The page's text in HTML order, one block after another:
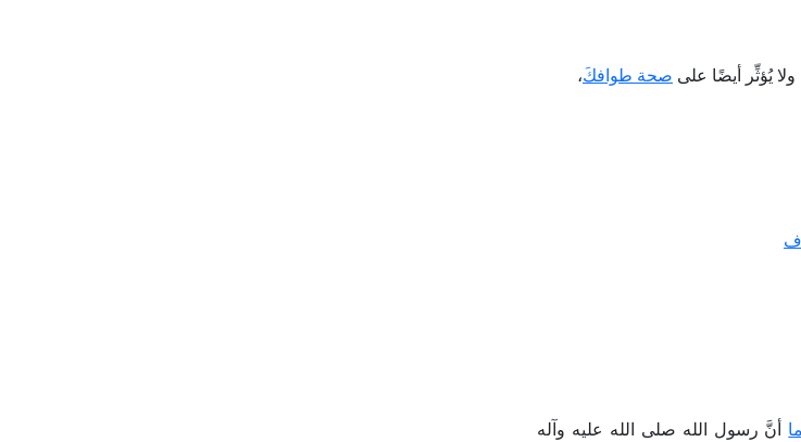
ولا يُؤثِّر أيضًا على صحة طوافكَ،
أنَّ رسول الله صلى الله عليه وآله